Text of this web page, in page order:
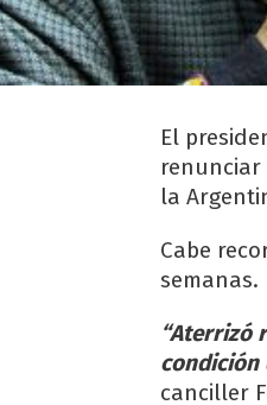
El
la
Cabe
semanas.
“Aterrizó
condición
canciller